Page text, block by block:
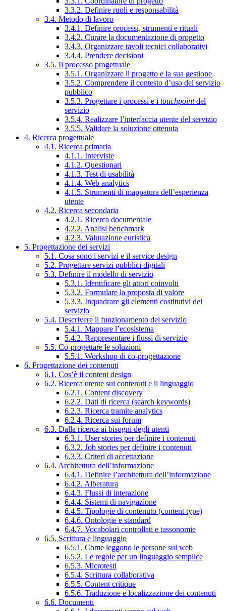
3.3.2. Definire ruoli e responsabilità
3.4. Metodo di lavoro
3.4.1. Definire processi, strumenti e rituali
3.4.2. Curare la documentazione di progetto
3.4.3. Organizzare tavoli tecnici collaborativi
3.4.4. Prendere decisioni
3.5. Il processo progettuale
3.5.1. Organizzare il progetto e la sua gestione
3.5.2. Comprendere il contesto d’uso del servizio
pubblico
3.5.3. Progettare i processi e i touchpointdel
servizio
3.5.4. Realizzare l’interfaccia utente del servizio
3.5.5. Validare la soluzione ottenuta
4. Ricerca progettuale
4.1. Ricerca primaria
4.1.1. Interviste
4.1.2. Questionari
4.1.3. Test di usabilità
4.1.4. Web analytics
4.1.5. Strumenti di mappatura dell’esperienza
utente
4.2. Ricerca secondaria
4.2.1. Ricerca documentale
4.2.2. Analisi benchmark
4.2.3. Valutazione euristica
5. Progettazione dei servizi
5.1. Cosa sono i servizi e il service design
5.2. Progettare servizi pubblici digitali
5.3. Definire il modello di servizio
5.3.1. Identificare gli attori coinvolti
5.3.2. Formulare la proposta di valore
5.3.3. Inquadrare gli elementi costitutivi del
servizio
5.4. Descrivere il funzionamento del servizio
5.4.1. Mappare l’ecosistema
5.4.2. Rappresentare i flussi di servizio
5.5. Co-progettare le soluzioni
5.5.1. Workshop di co-progettazione
6. Progettazione dei contenuti
6.1. Cos’è il content design
6.2. Ricerca utente sui contenuti e il linguaggio
6.2.1. Content discovery
6.2.2. Dati di ricerca (search keywords)
6.2.3. Ricerca tramite analytics
6.2.4. Ricerca sui forum
6.3. Dalla ricerca ai bisogni degli utenti
6.3.1. User stories per definire i contenuti
6.3.2. Job stories per definire i contenuti
6.3.3. Criteri di accettazione
6.4. Architettura dell’informazione
6.4.1. Definire l’architettura dell’informazione
6.4.2. Alberatura
6.4.3. Flussi di interazione
6.4.4. Sistemi di navigazione
6.4.5. Tipologie di contenuto (content type)
6.4.6. Ontologie e standard
6.4.7. Vocabolari controllati e tassonomie
6.5. Scrittura e linguaggio
6.5.1. Come leggono le persone sul web
6.5.2. Le regole per un linguaggio semplice
6.5.3. Microtesti
6.5.4. Scrittura collaborativa
6.5.5. Content critique
6.5.6. Traduzione e localizzazione dei contenuti
6.6. Documenti